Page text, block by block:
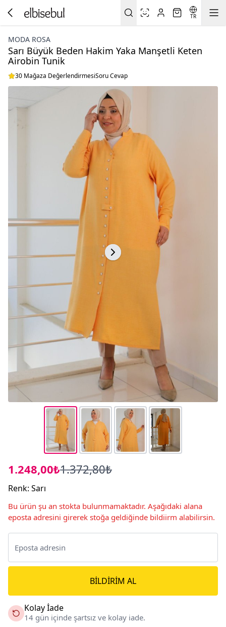
TR
MODA ROSA
Sarı Büyük Beden Hakim Yaka Manşetli Keten
Airobin Tunik
30 Mağaza DeğerlendirmesiSoru Cevap
1.248,00₺1.372,80₺
Renk: Sarı
Bu ürün şu an stokta bulunmamaktadır. Aşağıdaki alana
eposta adresini girerek stoğa geldiğinde bildiirm alabilirsin.
BILDIRIM AL
Kolay İade
14 gün içinde şartsız ve kolay iade.